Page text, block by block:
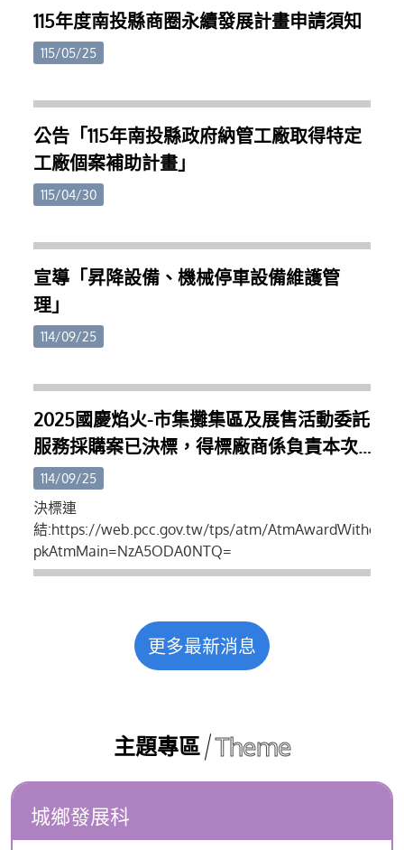
後，電費支出明顯減少，作物生長情形仍維持穩定，
對降低生產成本有實質幫助。部分示範案例更顯示，
在專業規劃配置下，可節省約三分之一至三分之二的
智慧科學的技術協助農友評估適合的燈具數量及照明
配置，在不影響作物生長的前提下提升節電效益，讓
農民能將省下的電費轉化為實質收益，提升產業競爭
力，獨霸鰲頭。歡迎縣內筊白筍農民及相關單位把握
機會申請。相關資訊可洽南投節電辦公室（049-
洽詢。
115年7月14日止，共計30日。三、 受理申請日期：自
中華民國115年6月15日起至115年7月14日止，共計30
日。四、 公告期間相關土地所有權人可至本府建設處
申請期間向本府提出申請。五、 土地所有權人申請交
格審查收件截止日前二個月內之都市計畫土地使用分
區證明書、土地登記（簿）謄本、地籍圖謄本。(三)
土地所有權人之身分證明文件；其為法人者，其法人
登記證明文件。屬影本者，並應切結與正本相符，所
(四)土地已設定他項權利，應檢附他項權利人同意於
辦理交換土地所有權移轉登記時，同時塗銷原設定他
項權利之同意書(格式如附件三)。(五)土地已興建臨時
建築使用者，應檢附臨時建築物權利人同意於勘查前
自行拆除騰空之同意書(格式如附件三)；其自願贈與
地無出租、出借、被占用、限制登記或有產權糾紛之
承或配偶、直系血親間之贈與而移轉者，其持有年限
得予併計者，請檢附戶籍登記簿謄本及土地登記異動
索引。(八)其他應備文件。
115年度南投縣商圈永續發展計畫申請須知
115/05/25
公告「115年南投縣政府納管工廠取得特定
工廠個案補助計畫」
115/04/30
宣導「昇降設備、機械停車設備維護管
理」
114/09/25
2025國慶焰火-市集攤集區及展售活動委託
服務採購案已決標，得標廠商係負責本次
攤集區設計、規劃、招商...等
114/09/25
決標連
結:https://web.pcc.gov.tw/tps/atm/
pkAtmMain=NzA5ODA0NTQ=
更多最新消息
主題專區 Theme
城鄉發展科